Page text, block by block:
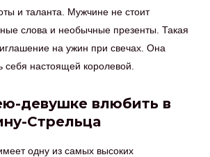
и таланта. Мужчине не стоит
слова и необычные презенты. Такая
на ужин при свечах. Она
себя настоящей королевой.
девушке влюбить в
Стрельца
одну из самых высоких